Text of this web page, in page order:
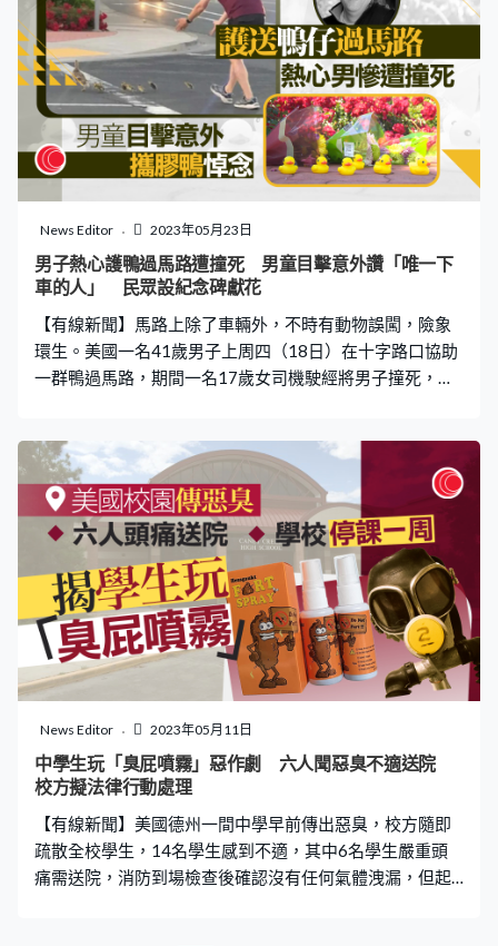
時男子開口要求免費取走一包香煙，Mary以「這樣會害我
被解僱」為由斷然拒絕，Tyler未有理會Mary，直接搶走櫃
枱後方的香煙。 Mary見狀隨即捉著Tyler的手臂，企圖阻
止，但Tyler亦成功逃走，「我猜我抓住了他的手臂，我不
記得了，我推開他後，他跑了出去。」Tyler逃走後仍在該
店附近出現，Mary發現後立刻打電話通知經理和報警。 捉
賊後遭解僱 未獲遣散費 企圖捉賊的Mary不但未獲公司賞
識，數日後更收到解僱通知，指她違反公司政策，在面對
竊賊和搶匪時不追逐及與對抗。她對此感到憤怒，稱沒想
到捉著賊人手臂就被公司解僱，連遣散費都沒有，「我真
的不認為，我該為這種事被解僱」。 Mary最終決定向公司
News Editor 2023年05月23日
男子熱心護鴨過馬路遭撞死 男童目擊意外讚「唯一下
車的人」 民眾設紀念碑獻花
【有線新聞】馬路上除了車輛外，不時有動物誤闖，險象
環生。美國一名41歲男子上周四（18日）在十字路口協助
一群鴨過馬路，期間一名17歲女司機駛經將男子撞死，警
佛牧場路交叉口，發現有八隻鴨誤闖馬路，是該條馬路行
走。41歲男子Casey Rivara見狀隨即護送鴨子過路，期間
他被一輛汽車撞倒，當場死亡，而鴨子則平安無事。 12歲
男童目擊意外 民眾獻花 一名12歲男童William Wimsatt目
擊整個過程，指Casey是唯一下車幫鴨子的人，形容他是整
個地區最仁慈的人，「他下了車正在趕鴨子，每個人都在
鼓掌，因為他奮不顧身擋在車前。」當時Casey被撞倒，鞋
子和一隻襪子掉在他們車前。 另一目擊者Summer
Peterson表示，她的兒子也看到這一幕，「他們說鴨子太
可愛了，他人真好，突然間他就被車撞了。」事發現場意
外後設立一個臨時紀念碑，當地民眾送上鮮花， Peterson
的兒子帶同塑膠鴨，悼念該名男子。 遺孀感謝民眾支持
警指未有人被捕 Casey的太太Angel Chow發聲明，指民眾
News Editor 2023年05月11日
中學生玩「臭屁噴霧」惡作劇 六人聞惡臭不適送院
校方擬法律行動處理
【有線新聞】美國德州一間中學早前傳出惡臭，校方隨即
疏散全校學生，14名學生感到不適，其中6名學生嚴重頭
痛需送院，消防到場檢查後確認沒有任何氣體洩漏，但起